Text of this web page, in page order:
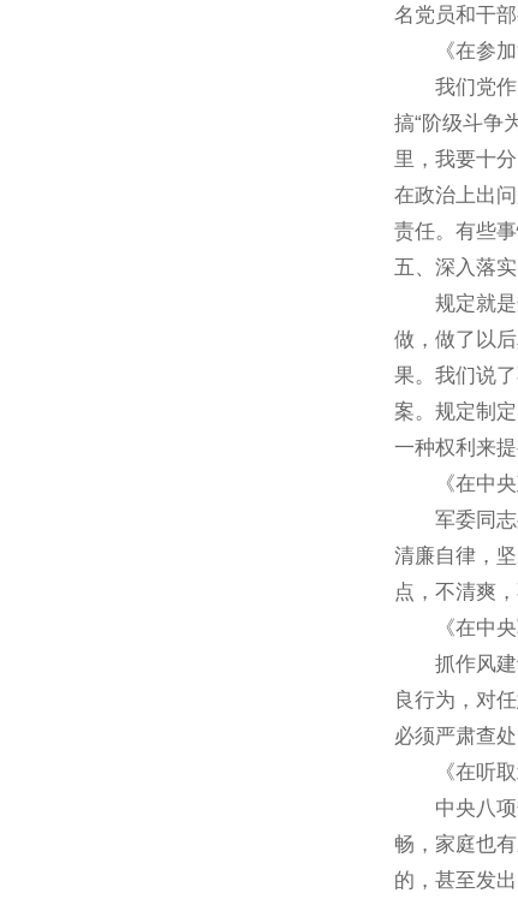
名党员和干
《在参加河
我们党作为
搞“阶级斗争
里，我要十
在政治上出
责任。有些
五、深入落
规定就是规
做，做了以
果。我们说
案。规定制
一种权利来
《在中央政
军委同志身
清廉自律，
点，不清爽
《在中央军
抓作风建设
良行为，对
必须严肃查处
《在听取北
中央八项规
畅，家庭也
的，甚至发